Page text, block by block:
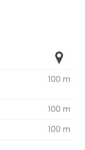
100 m
100 m
100 m